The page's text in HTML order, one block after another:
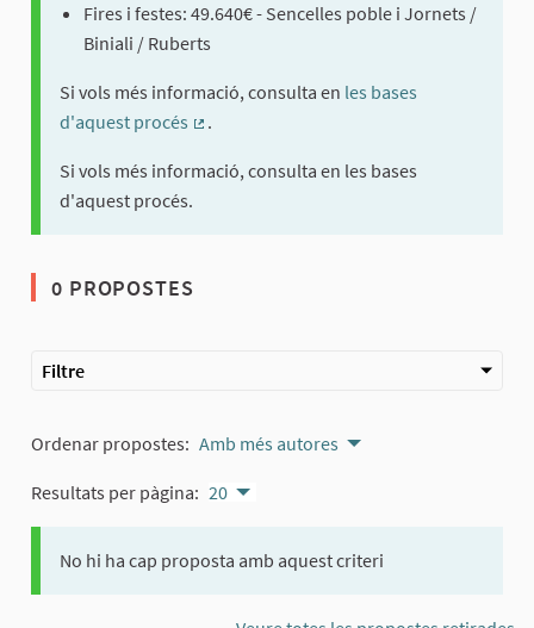
Fires i festes: 49.640€ - Sencelles poble i Jornets /
Biniali / Ruberts
Si vols més informació, consulta en les bases
d'aquest procés
.
Si vols més informació, consulta en les bases
d'aquest procés.
0 PROPOSTES
Filtre
Ordenar propostes: Amb més autores
Resultats per pàgina: 20
No hi ha cap proposta amb aquest criteri